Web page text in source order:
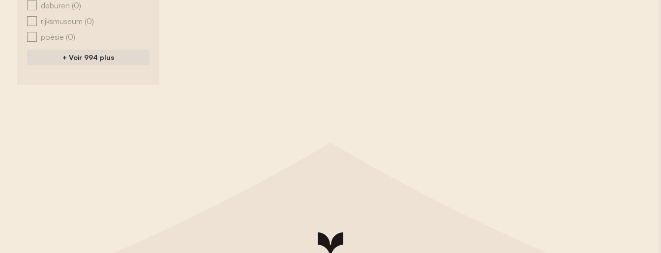
deburen (0)
rijksmuseum (0)
poésie (0)
+ Voir 994 plus